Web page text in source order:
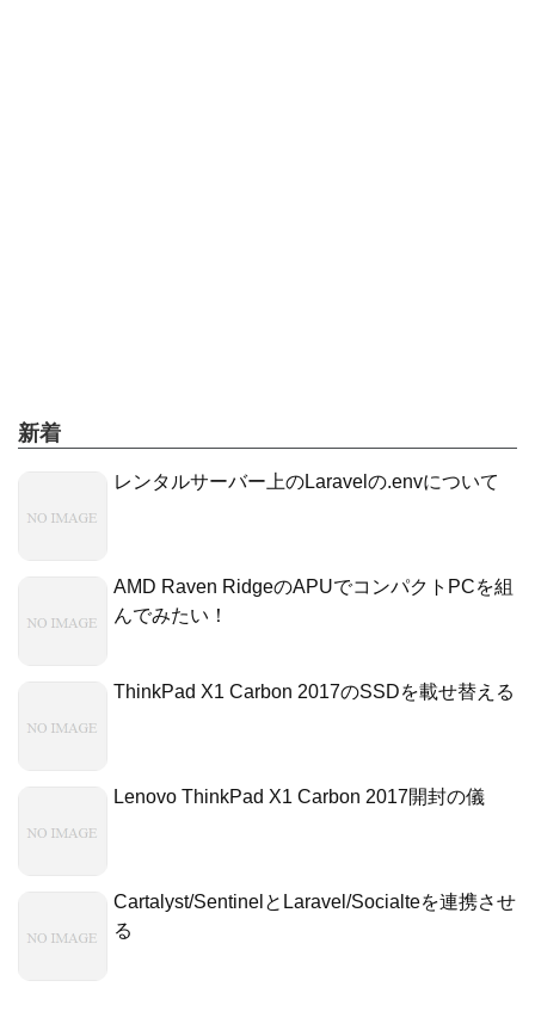
新着
レンタルサーバー上のLaravelの.envについて
AMD Raven RidgeのAPUでコンパクトPCを組
んでみたい！
ThinkPad X1 Carbon 2017のSSDを載せ替える
Lenovo ThinkPad X1 Carbon 2017開封の儀
Cartalyst/SentinelとLaravel/Socialteを連携させ
る